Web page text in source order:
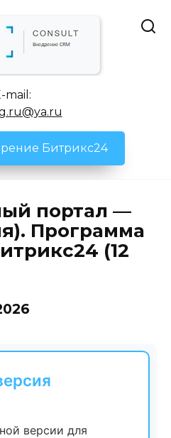
mail:
Битрикс24
портал —
Программа
(12
версии для